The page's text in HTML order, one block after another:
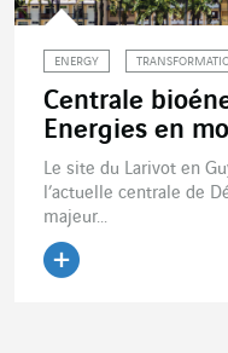
ENERGY
Centrale
Energies en
Le site du Larivot en
l’actuelle centrale de
majeur...